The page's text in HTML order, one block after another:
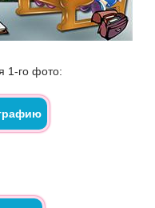
1-го фото: